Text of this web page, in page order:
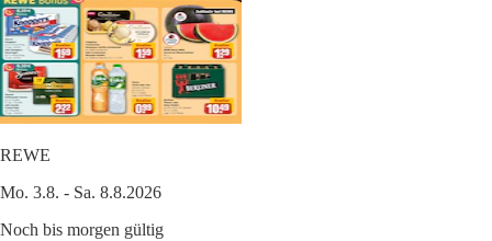
REWE
Mo. 3.8. - Sa. 8.8.2026
Noch bis morgen gültig